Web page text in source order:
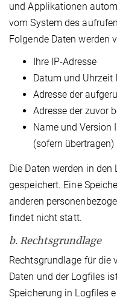
und Applikationen
vom System des
Folgende Daten werden
Ihre IP-Adresse
Datum und Uhrzeit
Adresse der
Adresse der zuvor
Name und Version
(sofern übertragen)
Die Daten werden in
gespeichert. Eine
anderen
findet nicht statt.
b. Rechtsgrundlage
Rechtsgrundlage für die
Daten und der Logfiles
Speicherung in Logfiles